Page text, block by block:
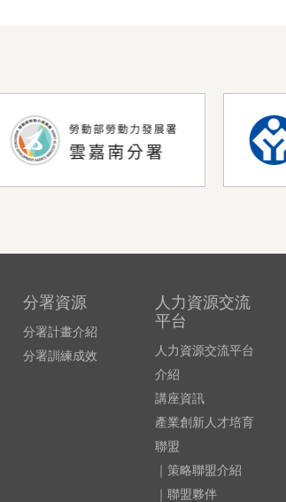
分署資源
分署計畫介紹
分署訓練成效
人力資源交流
平台
人力資源交流平台
介紹
講座資訊
產業創新人才培育
聯盟
｜策略聯盟介紹
｜聯盟夥伴